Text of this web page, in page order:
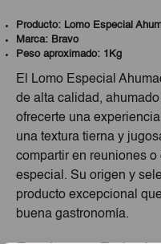
Producto: Lomo Especial
Marca: Bravo
Peso aproximado: 1Kg
El Lomo Especial
de alta calidad,
ofrecerte una
una textura tierna y
compartir en reuniones
especial. Su origen y
producto excepcional
buena gastronomía.